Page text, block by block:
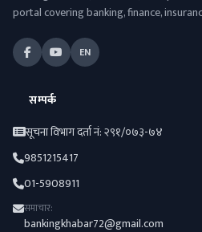
portal covering banking, finance,
EN
सम्पर्क
सूचना विभाग दर्ता नं: २९१/०७३-७४
9851215417
01-5908911
समाचार:
bankingkhabar72@gmail.com